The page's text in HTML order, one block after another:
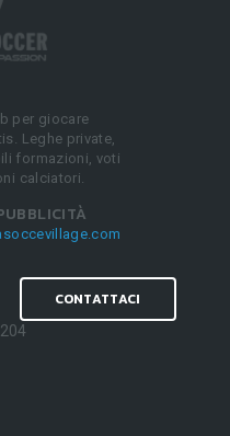
per giocare
Leghe private,
formazioni, voti
calciatori.
CONTATTACI